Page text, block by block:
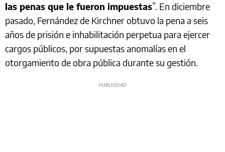
las penas que le fueron impuestas”. En diciembre
pasado, Fernández de Kirchner obtuvo la pena a seis
años de prisión e inhabilitación perpetua para ejercer
cargos públicos, por supuestas anomalías en el
otorgamiento de obra pública durante su gestión.